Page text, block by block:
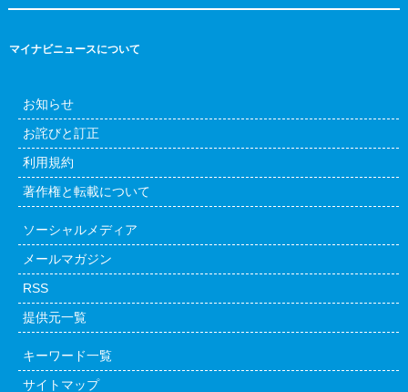
マイナビニュースについて
お知らせ
お詫びと訂正
利用規約
著作権と転載について
ソーシャルメディア
メールマガジン
RSS
提供元一覧
キーワード一覧
サイトマップ